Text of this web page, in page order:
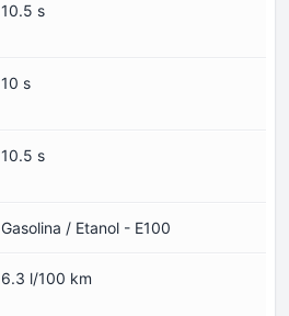
10.5 s
10 s
10.5 s
Gasolina / Etanol - E100
6.3 l/100 km